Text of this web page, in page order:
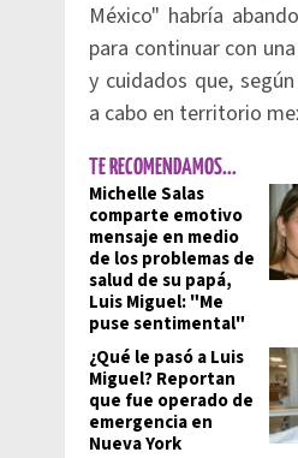
México" habría
para continuar con
y cuidados que,
a cabo en territorio
TE RECOMENDAMOS...
Michelle Salas
comparte emotivo
mensaje en medio
de los problemas de
salud de su papá,
Luis Miguel: "Me
puse sentimental"
¿Qué le pasó a Luis
Miguel? Reportan
que fue operado de
emergencia en
Nueva York